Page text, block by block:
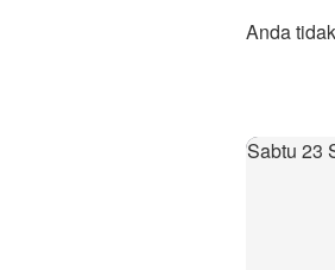
Anda
Sabtu 23